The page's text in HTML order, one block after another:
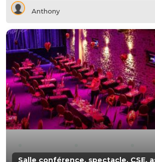
Anthony
Salle conférence, spectacle, CSE,